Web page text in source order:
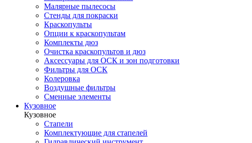
Малярные пылесосы
Стенды для покраски
Краскопульты
Опции к краскопультам
Комплекты дюз
Очистка краскопультов и дюз
Аксессуары для ОСК и зон подготовки
Фильтры для ОСК
Колеровка
Воздушные фильтры
Сменные элементы
Кузовное
Кузовное
Стапели
Комплектующие для стапелей